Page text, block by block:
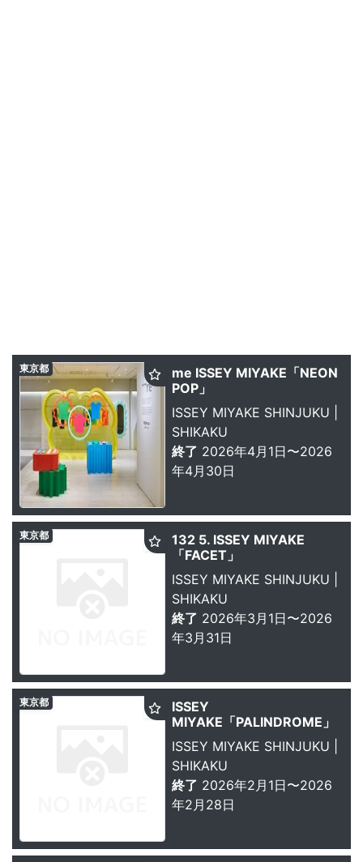
me ISSEY MIYAKE「NEON
POP」
ISSEY MIYAKE SHINJUKU |
SHIKAKU
終了 2026年4月1日〜2026
年4月30日
東京都
132 5. ISSEY MIYAKE
「FACET」
ISSEY MIYAKE SHINJUKU |
SHIKAKU
終了 2026年3月1日〜2026
年3月31日
東京都
ISSEY
MIYAKE「PALINDROME」
ISSEY MIYAKE SHINJUKU |
SHIKAKU
終了 2026年2月1日〜2026
年2月28日
東京都